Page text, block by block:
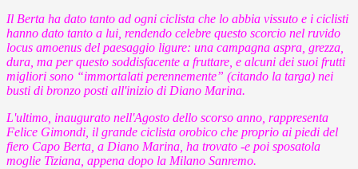
Il Berta ha dato tanto ad ogni ciclista che lo abbia vissuto e i ciclisti
hanno dato tanto a lui, rendendo celebre questo scorcio nel ruvido
locus amoenus del paesaggio ligure: una campagna aspra, grezza,
dura, ma per questo soddisfacente a fruttare, e alcuni dei suoi frutti
migliori sono “immortalati perennemente” (citando la targa) nei
busti di bronzo posti all'inizio di Diano Marina.
L'ultimo, inaugurato nell'Agosto dello scorso anno, rappresenta
Felice Gimondi, il grande ciclista orobico che proprio ai piedi del
fiero Capo Berta, a Diano Marina, ha trovato -e poi sposatola
moglie Tiziana, appena dopo la Milano Sanremo.